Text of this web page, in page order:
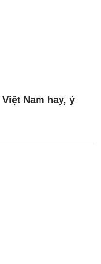
Nam hay, ý